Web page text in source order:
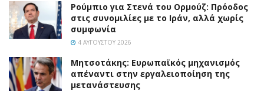
Ρούμπιο για Στενά του Ορμούζ: Πρόοδος
στις συνομιλίες με το Ιράν, αλλά χωρίς
συμφωνία
4 ΑΥΓΟΎΣΤΟΥ 2026
Μητσοτάκης: Ευρωπαϊκός μηχανισμός
απέναντι στην εργαλειοποίηση της
μετανάστευσης